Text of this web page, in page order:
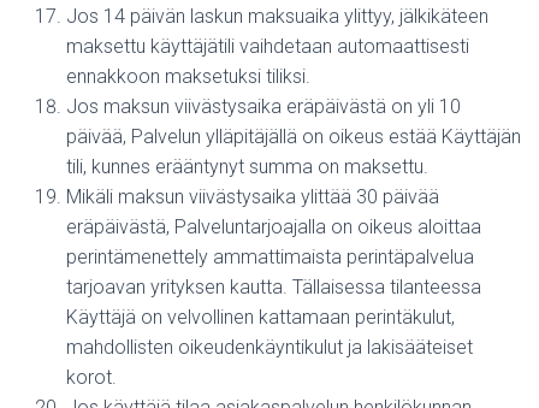
Jos 14 päivän laskun maksuaika ylittyy, jälkikäteen
maksettu käyttäjätili vaihdetaan automaattisesti
ennakkoon maksetuksi tiliksi.
Jos maksun viivästysaika eräpäivästä on yli 10
päivää, Palvelun ylläpitäjällä on oikeus estää Käyttäjän
tili, kunnes erääntynyt summa on maksettu.
Mikäli maksun viivästysaika ylittää 30 päivää
eräpäivästä, Palveluntarjoajalla on oikeus aloittaa
perintämenettely ammattimaista perintäpalvelua
tarjoavan yrityksen kautta. Tällaisessa tilanteessa
Käyttäjä on velvollinen kattamaan perintäkulut,
mahdollisten oikeudenkäyntikulut ja lakisääteiset
korot.